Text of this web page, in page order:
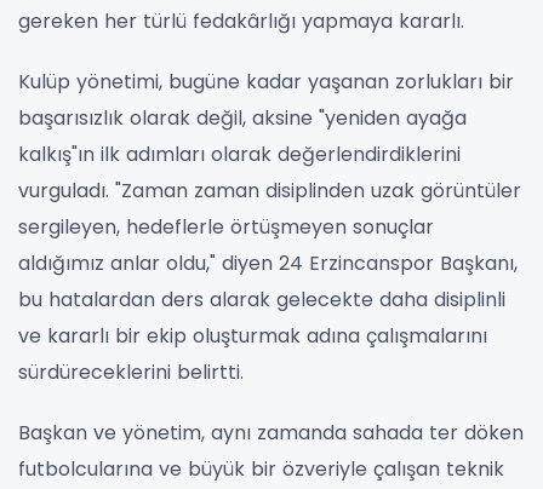
gereken her türlü fedakârlığı yapmaya kararlı.
Kulüp yönetimi, bugüne kadar yaşanan zorlukları bir
başarısızlık olarak değil, aksine "yeniden ayağa
kalkış"ın ilk adımları olarak değerlendirdiklerini
vurguladı. "Zaman zaman disiplinden uzak görüntüler
sergileyen, hedeflerle örtüşmeyen sonuçlar
aldığımız anlar oldu," diyen 24 Erzincanspor Başkanı,
bu hatalardan ders alarak gelecekte daha disiplinli
ve kararlı bir ekip oluşturmak adına çalışmalarını
sürdüreceklerini belirtti.
Başkan ve yönetim, aynı zamanda sahada ter döken
futbolcularına ve büyük bir özveriyle çalışan teknik